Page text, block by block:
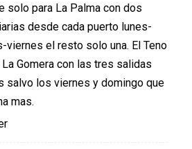
solo para La Palma con dos
desde cada puerto lunes-
viernes el resto solo una. El Teno
Gomera con las tres salidas
salvo los viernes y domingo que
mas.